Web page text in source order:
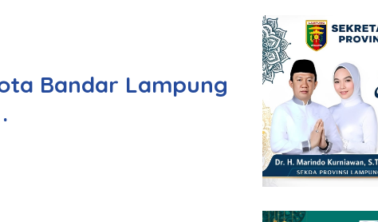
Bandar Lampung